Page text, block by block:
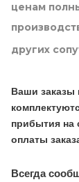
ценам
других
Ваши заказы
прибытия на
оплаты
Всегда